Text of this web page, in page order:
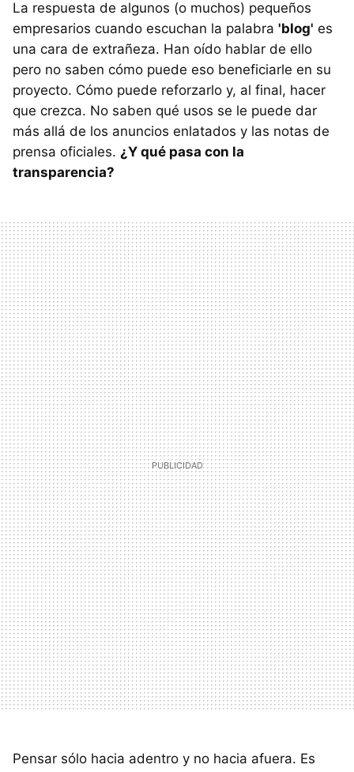
La respuesta de algunos (o muchos) pequeños
empresarios cuando escuchan la palabra 'blog' es
una cara de extrañeza. Han oído hablar de ello
pero no saben cómo puede eso beneficiarle en su
proyecto. Cómo puede reforzarlo y, al final, hacer
que crezca. No saben qué usos se le puede dar
más allá de los anuncios enlatados y las notas de
prensa oficiales. ¿Y qué pasa con la
transparencia?
Pensar sólo hacia adentro y no hacia afuera. Es